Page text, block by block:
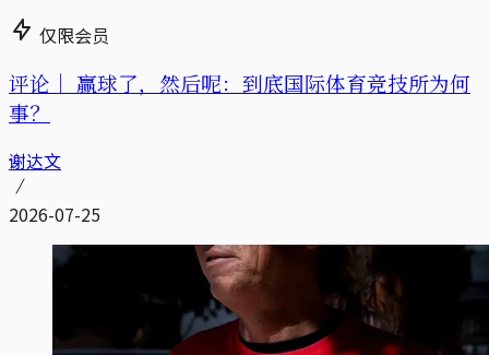
仅限会员
评论｜ 赢球了，然后呢：到底国际体育竞技所为何
事？
谢达文
2026-07-25